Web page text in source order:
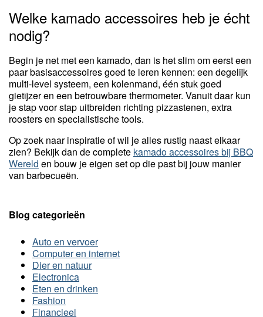
Welke kamado accessoires heb je écht
nodig?
Begin je net met een kamado, dan is het slim om eerst een
paar basisaccessoires goed te leren kennen: een degelijk
multi-level systeem, een kolenmand, één stuk goed
gietijzer en een betrouwbare thermometer. Vanuit daar kun
je stap voor stap uitbreiden richting pizzastenen, extra
roosters en specialistische tools.
Op zoek naar inspiratie of wil je alles rustig naast elkaar
zien? Bekijk dan de complete kamado accessoires bij BBQ
Wereld en bouw je eigen set op die past bij jouw manier
van barbecueën.
Blog categorieën
Auto en vervoer
Computer en internet
Dier en natuur
Electronica
Eten en drinken
Fashion
Financieel